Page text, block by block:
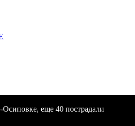
еще 40 пострадали